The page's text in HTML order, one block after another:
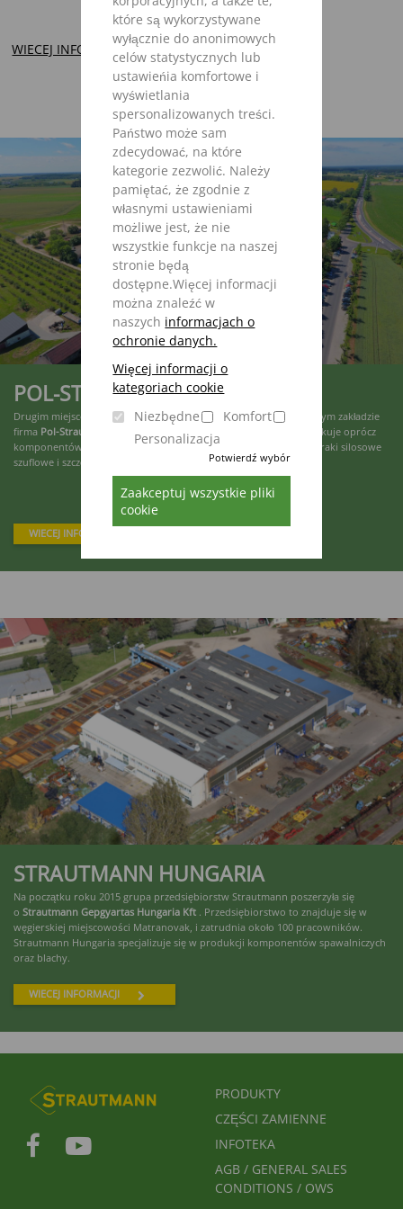
które są wykorzystywane
wyłącznie do anonimowych
celów statystycznych lub
ustawieńia komfortowe i
wyświetlania
spersonalizowanych treści.
Państwo może sam
zdecydować, na które
kategorie zezwolić. Należy
pamiętać, że zgodnie z
własnymi ustawieniami
możliwe jest, że nie
wszystkie funkcje na naszej
stronie będą
dostępne.Więcej informacji
można znaleźć w
naszych informacjach o
ochronie danych.
Więcej informacji o
kategoriach cookie
Niezbędne
Komfort
Personalizacja
Potwierdź wybór
Zaakceptuj wszystkie pliki
cookie
WIECEJ INFORMACJI
POL-STRAUTMANN
Drugim miejscem produkcyjnym jest Lwówek, gdzie w nowoczesnym zakładzie
firma Pol-Strautmann
z kolejnymi 200 współpracownikami produkuje oprócz
komponentów do maszyn również przyczepy rolnicze oraz wybieraki silosowe
szuflowe i szczękowe do kiszonki.
WIECEJ INFORMACJI
STRAUTMANN HUNGARIA
Na początku roku 2015 grupa przedsiębiorstw Strautmann poszerzyła się
o Strautmann Gepgyartas Hungaria Kft . Przedsiębiorstwo to znajduje się w
węgierskiej miejscowości Matranovak, i zatrudnia około 100 pracowników.
Strautmann Hungaria specjalizuje się w produkcji komponentów spawalniczych
oraz blachy.
WIECEJ INFORMACJI
FUSSBEREICHSMENÜ
PRODUKTY
CZĘŚCI ZAMIENNE
INFOTEKA
AGB / GENERAL SALES
CONDITIONS / OWS